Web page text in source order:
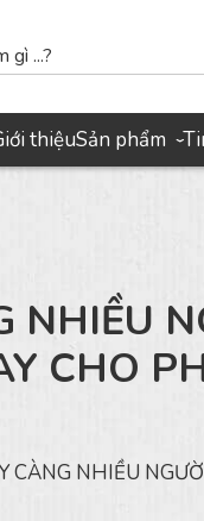
thiệuSản phẩm ›
NHIỀU
CHO
CÀNG NHIỀU